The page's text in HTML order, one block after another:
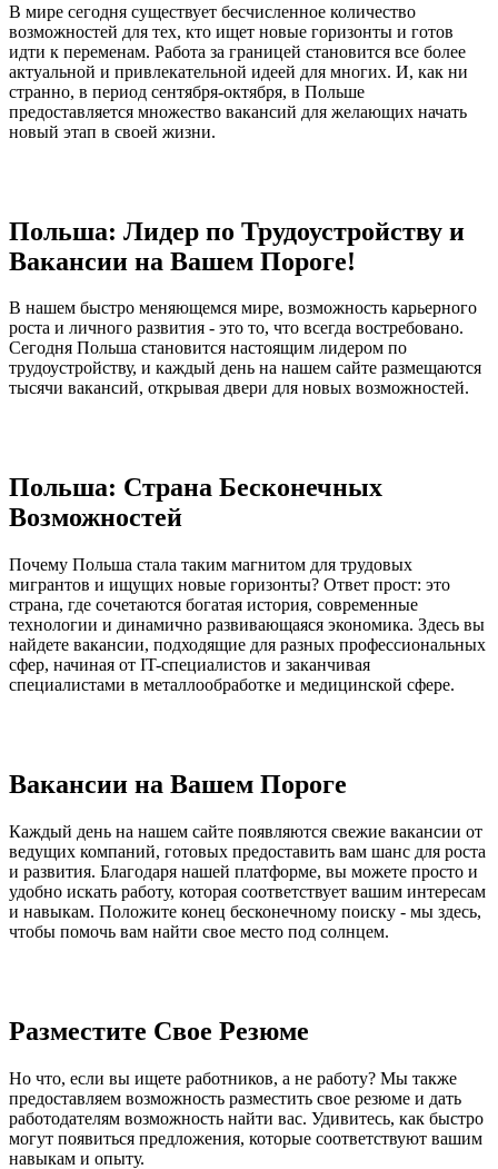
В мире сегодня существует бесчисленное количество
возможностей для тех, кто ищет новые горизонты и готов
идти к переменам. Работа за границей становится все более
актуальной и привлекательной идеей для многих. И, как ни
странно, в период сентября-октября, в Польше
предоставляется множество вакансий для желающих начать
новый этап в своей жизни.
Польша: Лидер по Трудоустройству и
Вакансии на Вашем Пороге!
В нашем быстро меняющемся мире, возможность карьерного
роста и личного развития - это то, что всегда востребовано.
Сегодня Польша становится настоящим лидером по
трудоустройству, и каждый день на нашем сайте размещаются
тысячи вакансий, открывая двери для новых возможностей.
Польша: Страна Бесконечных
Возможностей
Почему Польша стала таким магнитом для трудовых
мигрантов и ищущих новые горизонты? Ответ прост: это
страна, где сочетаются богатая история, современные
технологии и динамично развивающаяся экономика. Здесь вы
найдете вакансии, подходящие для разных профессиональных
сфер, начиная от IT-специалистов и заканчивая
специалистами в металлообработке и медицинской сфере.
Вакансии на Вашем Пороге
Каждый день на нашем сайте появляются свежие вакансии от
ведущих компаний, готовых предоставить вам шанс для роста
и развития. Благодаря нашей платформе, вы можете просто и
удобно искать работу, которая соответствует вашим интересам
и навыкам. Положите конец бесконечному поиску - мы здесь,
чтобы помочь вам найти свое место под солнцем.
Разместите Свое Резюме
Но что, если вы ищете работников, а не работу? Мы также
предоставляем возможность разместить свое резюме и дать
работодателям возможность найти вас. Удивитесь, как быстро
могут появиться предложения, которые соответствуют вашим
навыкам и опыту.